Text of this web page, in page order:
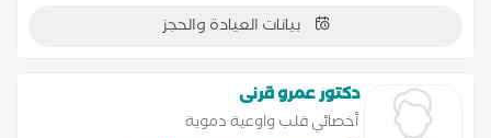
بيانات العيادة والحجز
دكتور عمرو قرنى
أخصائي قلب واوعية دموية